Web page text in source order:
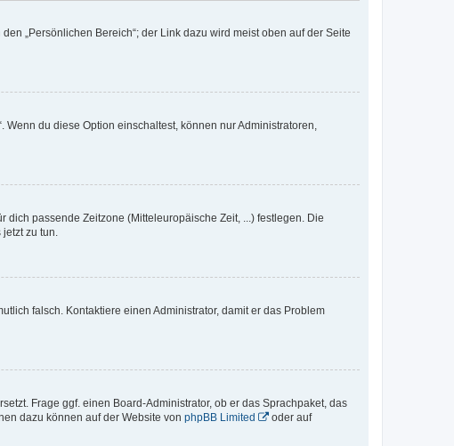
„Persönlichen Bereich“; der Link dazu wird meist oben auf der Seite
du diese Option einschaltest, können nur Administratoren,
passende Zeitzone (Mitteleuropäische Zeit, ...) festlegen. Die
zu tun.
falsch. Kontaktiere einen Administrator, damit er das Problem
Frage ggf. einen Board-Administrator, ob er das Sprachpaket, das
dazu können auf der Website von phpBB Limited
oder auf